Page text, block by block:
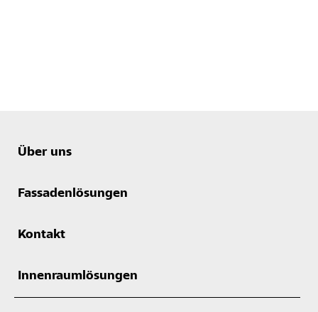
Über uns
Fassadenlösungen
Kontakt
Innenraumlösungen